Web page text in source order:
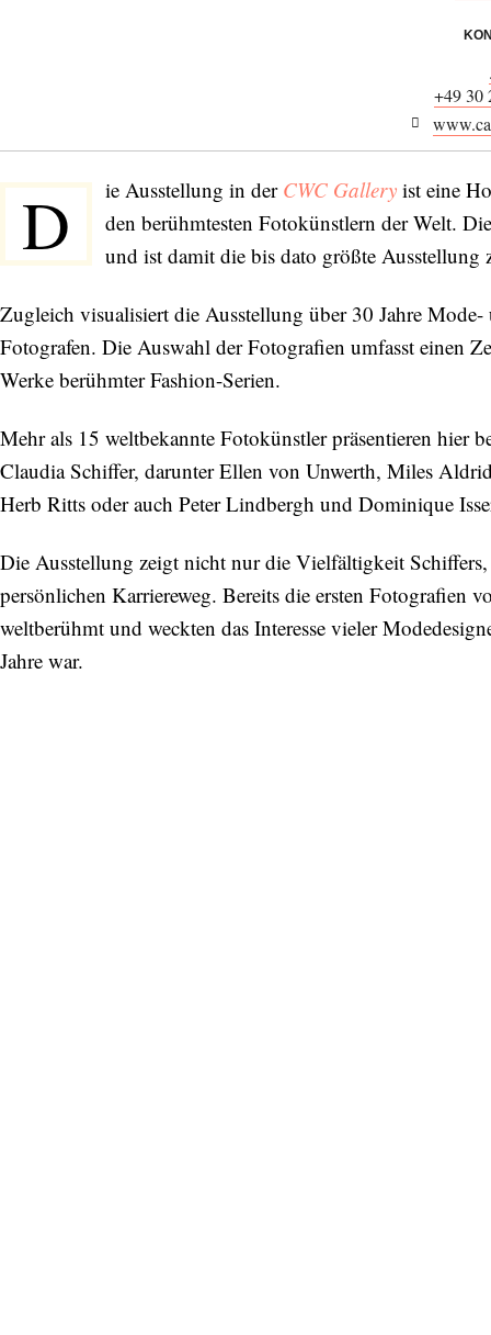
+49 30
D ie Ausstellung in der CWC Gallery ist eine
den berühmtesten Fotokünstlern der Welt.
und ist damit die bis dato größte Ausstellung
Zugleich visualisiert die Ausstellung über 30 Jahre
Fotografen. Die Auswahl der Fotografien umfasst einen
Werke berühmter Fashion-Serien.
Mehr als 15 weltbekannte Fotokünstler präsentieren hier
Claudia Schiffer, darunter Ellen von Unwerth, Miles
Herb Ritts oder auch Peter Lindbergh und Dominique
Die Ausstellung zeigt nicht nur die Vielfältigkeit
persönlichen Karriereweg. Bereits die ersten Fotografien
weltberühmt und weckten das Interesse vieler
Jahre war.